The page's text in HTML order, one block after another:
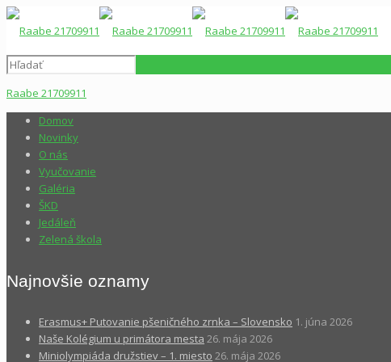
Raabe 21709911
Domov
Novinky
O nás
Vyučovanie
Galéria
ŠKD
Jedáleň
Zelená škola
Najnovšie oznamy
Erasmus+ Putovanie pšeničného zrnka – Slovensko 1. júna 2026
Naše Kolégium u primátora mesta 26. mája 2026
Miniolympiáda družstiev – 1. miesto 26. mája 2026